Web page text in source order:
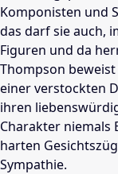
Komponisten und
das darf sie auch,
Figuren und da
Thompson
einer verstockten
ihren
Charakter niemals
harten
Sympathie.